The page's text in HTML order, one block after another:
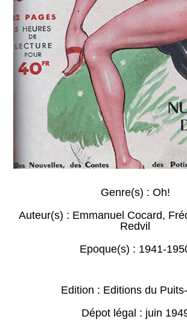
Genre(s) : Oh!
Auteur(s) : Emmanuel Cocard,
Redvil
Epoque(s) : 1941-
Edition : Editions du
Dépot légal : juin